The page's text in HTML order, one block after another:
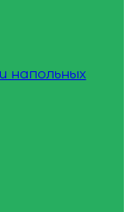
напольных